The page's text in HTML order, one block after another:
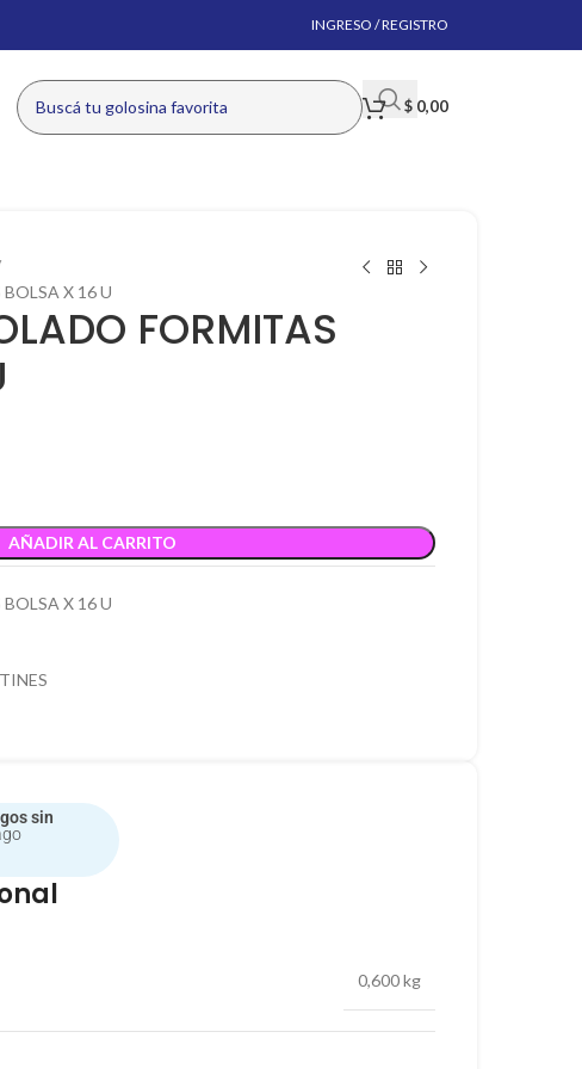
INGRESO / REGISTRO
$ 0,00
X 16 U
FORMITAS
AÑADIR AL CARRITO
X 16 U
sin
0,600 kg